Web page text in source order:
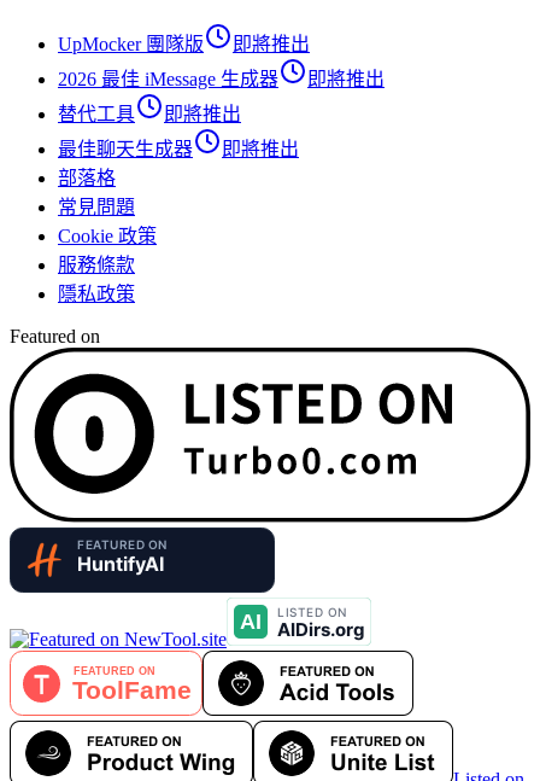
UpMocker 團隊版
即將推出
2026 最佳 iMessage 生成器
即將推出
替代工具
即將推出
最佳聊天生成器
即將推出
部落格
常見問題
Cookie 政策
服務條款
隱私政策
Featured on